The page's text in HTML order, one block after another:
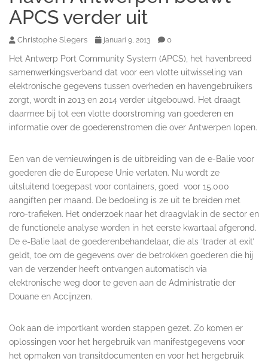
APCS verder uit
Christophe Slegers januari 9, 2013 0
Het Antwerp Port Community System (APCS), het havenbreed
samenwerkingsverband dat voor een vlotte uitwisseling van
elektronische gegevens tussen overheden en havengebruikers
zorgt, wordt in 2013 en 2014 verder uitgebouwd. Het draagt
daarmee bij tot een vlotte doorstroming van goederen en
informatie over de goederenstromen die over Antwerpen lopen.
Een van de vernieuwingen is de uitbreiding van de e-Balie voor
goederen die de Europese Unie verlaten. Nu wordt ze
uitsluitend toegepast voor containers, goed voor 15.000
aangiften per maand. De bedoeling is ze uit te breiden met
roro-trafieken. Het onderzoek naar het draagvlak in de sector en
de functionele analyse worden in het eerste kwartaal afgerond.
De e-Balie laat de goederenbehandelaar, die als ‘trader at exit’
geldt, toe om de gegevens over de betrokken goederen die hij
van de verzender heeft ontvangen automatisch via
elektronische weg door te geven aan de Administratie der
Douane en Accijnzen.
Ook aan de importkant worden stappen gezet. Zo komen er
oplossingen voor het hergebruik van manifestgegevens voor
het opmaken van transitdocumenten en voor het hergebruik